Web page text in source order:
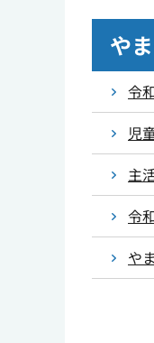
や
令
児
主
令
や